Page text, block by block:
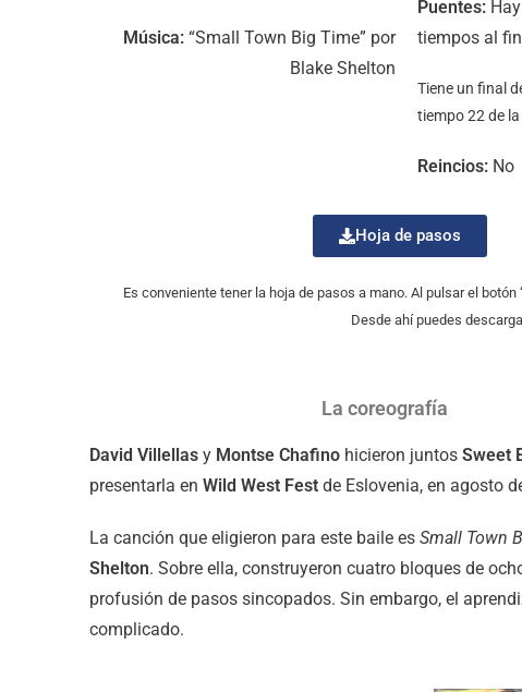
Música:“Small Town Big Time” por
Blake Shelton
Puentes:Hay
tiempos al
Tiene un final
tiempo 22 de
Reincios:No
Hoja de pasos
Es conveniente tener la hoja de pasos a mano. Al pulsar el
Desde ahí puedes
La coreografía
David Villellas y Montse Chafino hicieron juntos Sweet
presentarla en Wild West Fest de Eslovenia, en agosto
La canción que eligieron para este baile es Small Town
Shelton. Sobre ella, construyeron cuatro bloques de
profusión de pasos sincopados. Sin embargo, el
complicado.